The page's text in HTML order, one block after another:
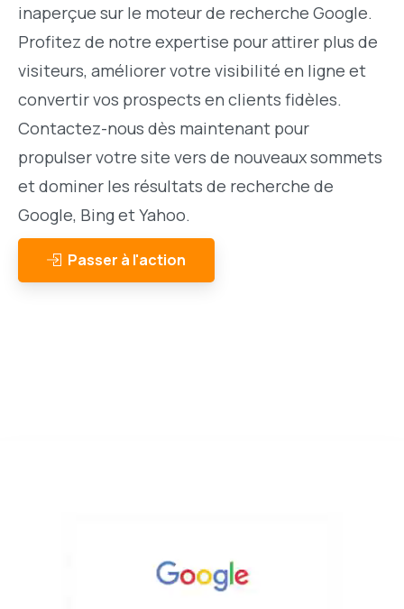
inaperçue sur le moteur de recherche Google.
Profitez de notre expertise pour attirer plus de
visiteurs, améliorer votre visibilité en ligne et
convertir vos prospects en clients fidèles.
Contactez-nous dès maintenant pour
propulser votre site vers de nouveaux sommets
et dominer les résultats de recherche de
Google, Bing et Yahoo.
Passer à l'action